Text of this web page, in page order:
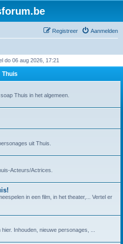
Aanmelden
Registreer
do 06 aug 2026, 17:21
Thuis
Thuis in het algemeen.
uit Thuis.
Acteurs/Actrices.
in een film, in het theater,... Vertel er
Inhouden, nieuwe personages, ...